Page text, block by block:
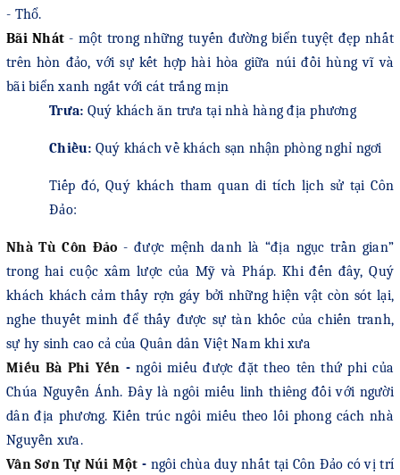
- Thổ.
Bãi Nhát - một trong những tuyến đường biển tuyệt đẹp nhất
trên hòn đảo, với sự kết hợp hài hòa giữa núi đồi hùng vĩ và
bãi biển xanh ngắt với cát trắng mịn
Trưa: Quý kháchăn trưa tại nhà hàngđịa phương
Chiều: Quý khách về khách sạn nhận phòng nghỉ ngơi
Tiếp đó, Quý khách tham quan di tích lịch sử tại Côn
Đảo:
Nhà Tù Côn Đảo - được mệnh danh là “địa ngục trần gian”
trong hai cuộc xâm lược của Mỹ và Pháp. Khi đến đây,Quý
khách khách cảm thấy rợn gáy bởi những hiện vật còn sót lại,
nghe thuyết minh để thấy được sự tàn khốc của chiến tranh,
sự hy sinh cao cả của Quân dân Việt Nam khi xưa
Miếu Bà Phi Yến -ngôi miếu được đặt theo tên thứ phi của
Chúa Nguyễn Ánh. Đây là ngôi miếu linh thiêng đối với người
dân địa phương. Kiến trúc ngôi miếu theo lối phong cách nhà
Nguyễn xưa.
Vân Sơn Tự Núi Một - ngôi chùa duy nhất tại Côn Đảo có vị trí